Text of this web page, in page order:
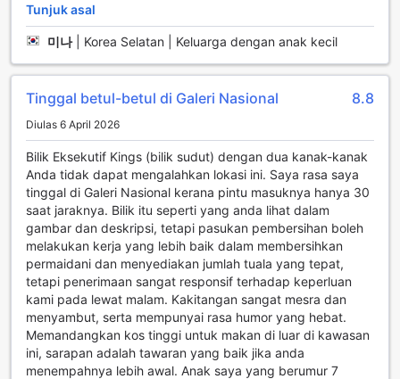
Kemudahan Makan di Thistle London Trafalgar Square
gastronomi yang memuaskan dengan pelbagai pilihan
untuk memenuhi selera anda. Restoran di dalam hotel ini
menyajikan hidangan yang lazat dan berkualiti tinggi,
memberikan anda peluang untuk menikmati masakan
dengan penuh perhatian, memastikan setiap suapan
adalah satu pengalaman yang tidak dapat dilupakan.
Bagi mereka yang ingin menikmati sarapan dengan lebih
santai, hotel ini menawarkan sarapan bufet yang
menyelerakan, termasuk pilihan sarapan kontinental yang
menyegarkan. Anda juga boleh memanfaatkan
perkhidmatan bilik yang membolehkan anda menikmati
hidangan kegemaran anda dalam keselesaan bilik anda
sendiri. Dengan perkhidmatan harian yang berkualiti dan
pilihan makanan yang pelbagai, Thistle London Trafalgar
Square menjanjikan pengalaman makan yang sempurna
untuk setiap tetamu.
Tunjuk asal
미나| Korea Selatan | Keluarga dengan anak kecil
Tinggal betul-betul di Galeri Nasional 8.8
Diulas 6 April 2026
Bilik Eksekutif Kings (bilik sudut) dengan dua kanak-kanak
Anda tidak dapat mengalahkan lokasi ini. Saya rasa saya
tinggal di Galeri Nasional kerana pintu masuknya hanya 30
saat jaraknya. Bilik itu seperti yang anda lihat dalam
gambar dan deskripsi, tetapi pasukan pembersihan boleh
melakukan kerja yang lebih baik dalam membersihkan
permaidani dan menyediakan jumlah tuala yang tepat,
tetapi penerimaan sangat responsif terhadap keperluan
kami pada lewat malam. Kakitangan sangat mesra dan
menyambut, serta mempunyai rasa humor yang hebat.
Memandangkan kos tinggi untuk makan di luar di kawasan
ini, sarapan adalah tawaran yang baik jika anda
menempahnya lebih awal. Anak saya yang berumur 7